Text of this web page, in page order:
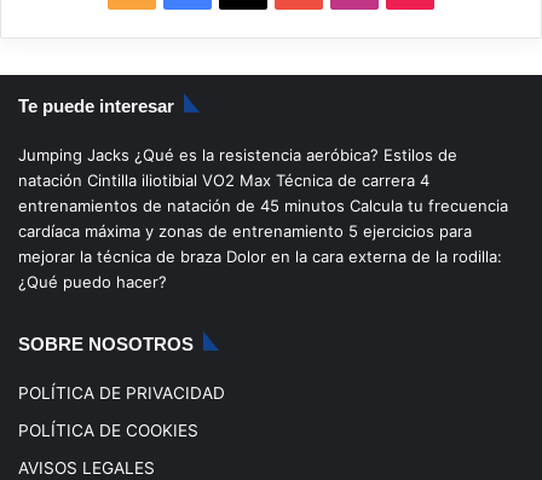
S
S
a
c
b
o
o
u
u
b
n
s
a
g
i
k
o
k
Te puede interesar
Jumping Jacks ¿Qué es la resistencia aeróbica? Estilos de
natación Cintilla iliotibial VO2 Max Técnica de carrera 4
entrenamientos de natación de 45 minutos Calcula tu frecuencia
cardíaca máxima y zonas de entrenamiento 5 ejercicios para
mejorar la técnica de braza Dolor en la cara externa de la rodilla:
¿Qué puedo hacer?
SOBRE NOSOTROS
POLÍTICA DE PRIVACIDAD
POLÍTICA DE COOKIES
AVISOS LEGALES